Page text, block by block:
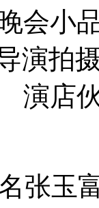
会小
演拍
演店
玉富